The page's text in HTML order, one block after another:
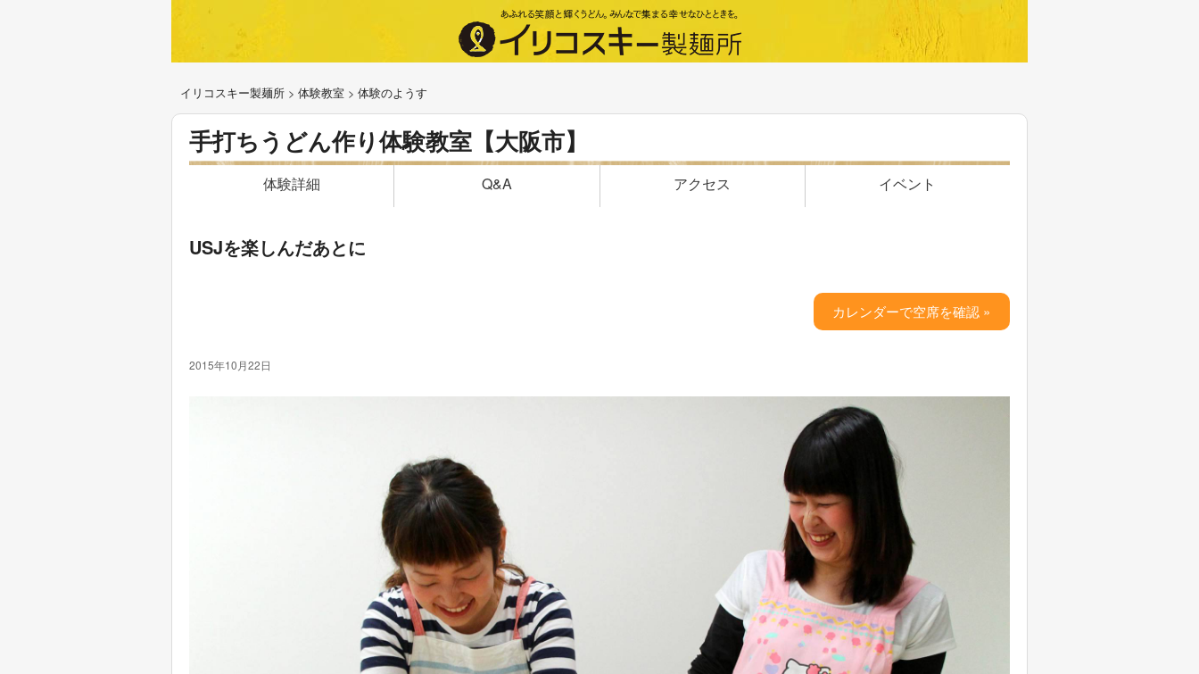
イリコスキー製麺所 > 体験教室 > 体験のようす
手打ちうどん作り体験教室【大阪市】
体験詳細 Q&A アクセス イベント
USJを楽しんだあとに
カレンダーで空席を確認 »
2015年10月22日